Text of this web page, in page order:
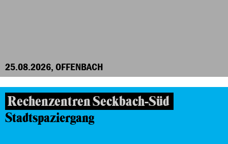
25.08.2026, OFFENBACH
Rechenzentren Seckbach-Süd
Stadtspaziergang